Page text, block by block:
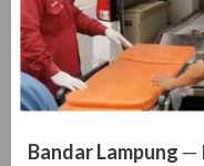
Bandar Lampung —